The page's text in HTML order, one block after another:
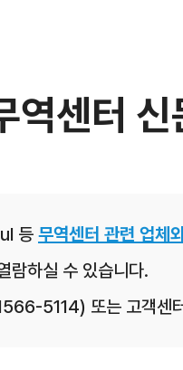
역센터 신
등 무역센터 관련 업체
람하실 수 있습니다.
5114) 또는 고객센